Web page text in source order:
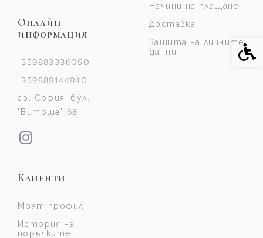
Онлайн
информация
+359883336050
+359889144940
гр. София, бул.
"Витоша" 68
Начини на плащане
Доставка
Защита на личните
данни
Клиенти
Моят профил
История на
поръчките